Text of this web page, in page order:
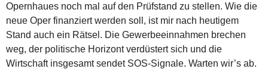
Opernhaues noch mal auf den Prüfstand zu stellen. Wie die
neue Oper finanziert werden soll, ist mir nach heutigem
Stand auch ein Rätsel. Die Gewerbeeinnahmen brechen
weg, der politische Horizont verdüstert sich und die
Wirtschaft insgesamt sendet SOS-Signale. Warten wir’s ab.